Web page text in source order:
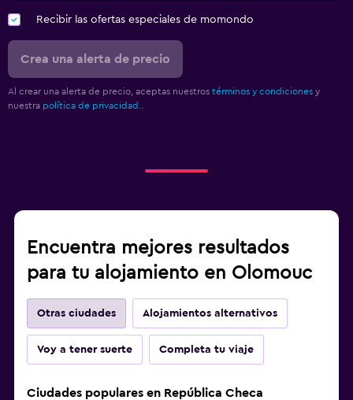
Recibir las ofertas especiales de momondo
Crea una alerta de precio
Al crear una alerta de precio, aceptas nuestros términos y condiciones y
nuestra política de privacidad.
Encuentra mejores resultados
para tu alojamiento en Olomouc
Otras ciudades Alojamientos alternativos
Voy a tener suerte Completa tu viaje
Ciudades populares en República Checa